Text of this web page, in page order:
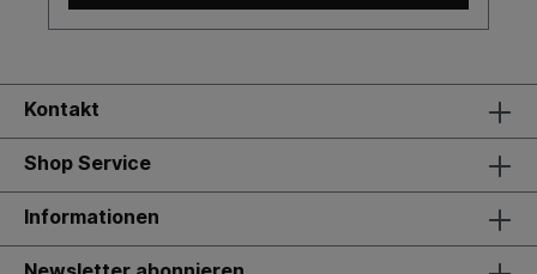
Kontakt
Shop Service
Informationen